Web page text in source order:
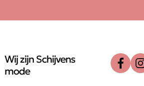
Wij zijn Schijvens
mode